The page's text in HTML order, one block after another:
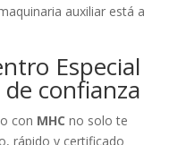
auxiliar está a
Especial
de confianza
con MHC no solo te
rápido y certificado